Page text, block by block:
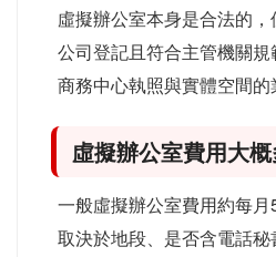
虛擬辦公室本身是合法的
公司登記且符合主管機關
商務中心執照與實體空間的
虛擬辦公室費用大概
一般虛擬辦公室費用約每月
取決於地段、是否含電話